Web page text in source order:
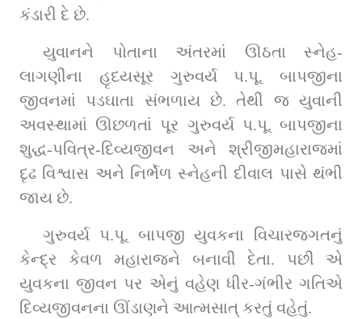
કંડારી દે છે.
યુવાનને પોતાના અંતરમાં ઊઠતા સ્નેહ-
લાગણીના હૃદયસૂર ગુરુવર્ય પ.પૂ. બાપજીના
જીવનમાં પડઘાતા સંભળાય છે. તેથી જ યુવાની
અવસ્થામાં ઊછળતાં પૂર ગુરુવર્ય પ.પૂ. બાપજીના
શુદ્ધ-પવિત્ર-દિવ્યજીવન અને શ્રીજીમહારાજમાં
દૃઢ વિશ્વાસ અને નિર્ભેળ સ્નેહની દીવાલ પાસે થંભી
જાય છે.
ગુરુવર્ય પ.પૂ. બાપજી યુવકના વિચારજગતનું
કેન્દ્ર કેવળ મહારાજને બનાવી દેતા. પછી એ
યુવકના જીવન પર એનું વહેણ ધીર-ગંભીર ગતિએ
દિવ્યજીવનના ઊંડાણને આત્મસાત્‌ કરતું વહેતું.